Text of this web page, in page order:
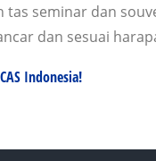
seminar dan
dan sesuai
Indonesia!